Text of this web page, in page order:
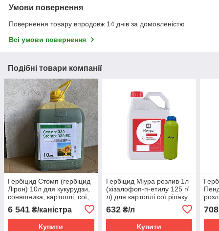
Умови повернення
Повернення товару впродовж 14 днів за домовленістю
Всі умови повернення
Подібні товари компанії
Гербіцид Стомп (гербіцид
Лірон) 10л для кукурудзи,
соняшника, картоплі, сої,
томатів, петрушки
6 541 ₴/каністра
Купити
Гербіцид Міура розлив 1л
(хізалофоп-п-етилу 125 г/
л) для картоплі сої ріпаку
соняшника буряків цибулі
моркви томатів капусти
632₴/л
Купити
708